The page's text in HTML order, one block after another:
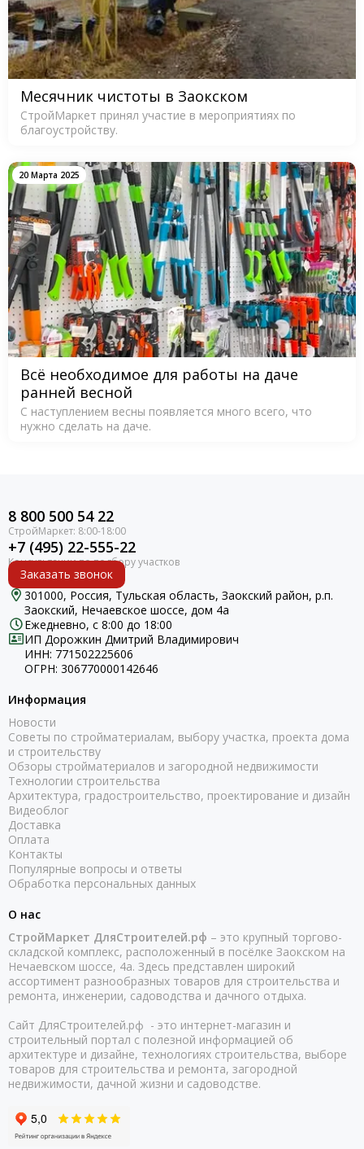
Месячник чистоты в Заокском
СтройМаркет принял участие в мероприятиях по
благоустройству.
20 Марта 2025
Всё необходимое для работы на даче
ранней весной
С наступлением весны появляется много всего, что
нужно сделать на даче.
8 800 500 54 22
+7 (495) 22-555-22
Заказать звонок
301000, Россия, Тульская область, Заокский район, р.п.
Заокский, Нечаевское шоссе, дом 4а
Ежедневно, с 8:00 до 18:00
ИП Дорожкин Дмитрий Владимирович
ИНН: 771502225606
ОГРН: 306770000142646
Информация
Новости
Советы по стройматериалам, выбору участка, проекта дома
и строительству
Обзоры стройматериалов и загородной недвижимости
Технологии строительства
Архитектура, градостроительство, проектирование и дизайн
Видеоблог
Доставка
Оплата
Контакты
Популярные вопросы и ответы
Обработка персональных данных
О нас
СтройМаркет ДляСтроителей.рф – это крупный торгово-
складской комплекс, расположенный в посёлке Заокском на
Нечаевском шоссе, 4а. Здесь представлен широкий
ассортимент разнообразных товаров для строительства и
ремонта, инженерии, садоводства и дачного отдыха.
Сайт ДляСтроителей.рф - это интернет-магазин и
строительный портал с полезной информацией об
архитектуре и дизайне, технологиях строительства, выборе
товаров для строительства и ремонта, загородной
недвижимости, дачной жизни и садоводстве.